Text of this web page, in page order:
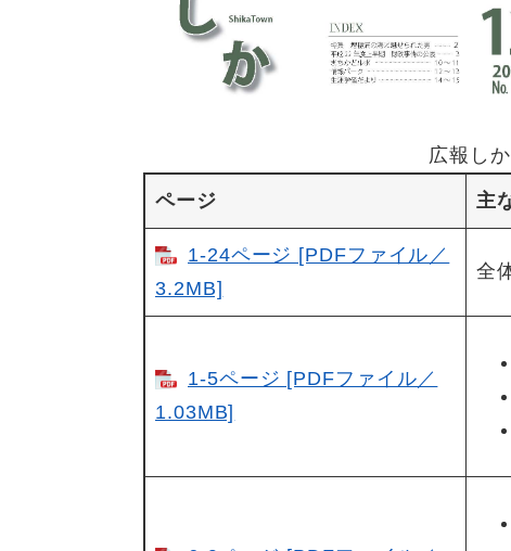
広報し
ページ 主
1-24ページ [PDFファイル／
3.2MB]
全
1-5ページ [PDFファイル／
1.03MB]